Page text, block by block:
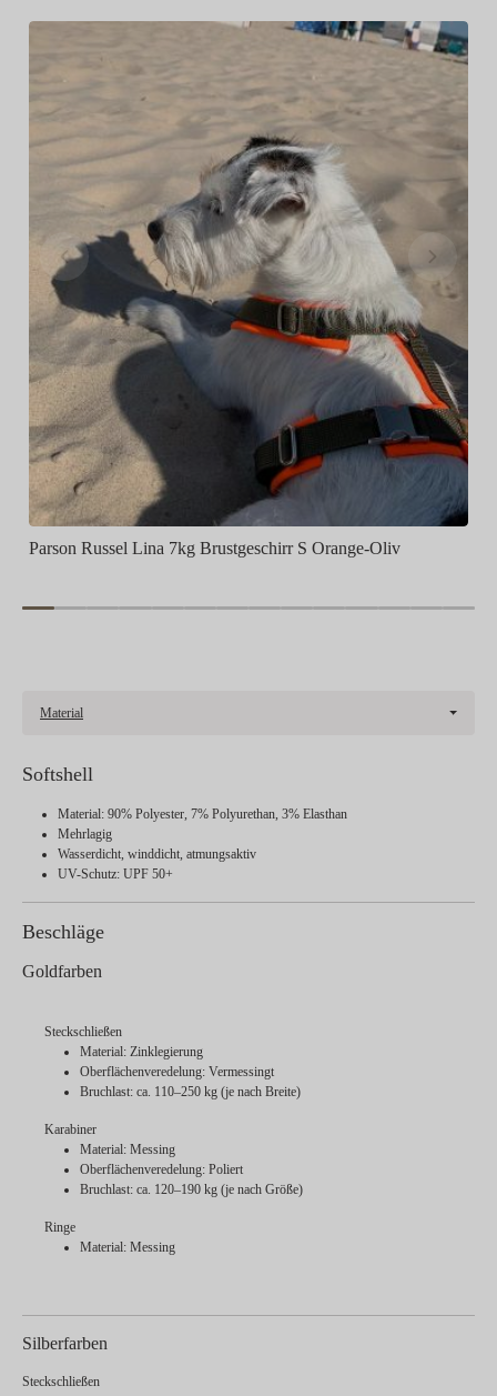
Parson Russel Lina 7kg Brustgeschirr S Orange-Oliv
Material
Softshell
Material: 90% Polyester, 7% Polyurethan, 3% Elasthan
Mehrlagig
Wasserdicht, winddicht, atmungsaktiv
UV-Schutz: UPF 50+
Beschläge
Goldfarben
Steckschließen
Material: Zinklegierung
Oberflächenveredelung: Vermessingt
Bruchlast: ca. 110–250 kg (je nach Breite)
Karabiner
Material: Messing
Oberflächenveredelung: Poliert
Bruchlast: ca. 120–190 kg (je nach Größe)
Ringe
Material: Messing
Silberfarben
Steckschließen